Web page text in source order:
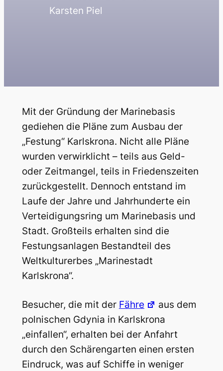
Karsten Piel
Mit der Gründung der Marinebasis
gediehen die Pläne zum Ausbau der
„Festung“ Karlskrona. Nicht alle Pläne
wurden verwirklicht – teils aus Geld-
oder Zeitmangel, teils in Friedenszeiten
zurückgestellt. Dennoch entstand im
Laufe der Jahre und Jahrhunderte ein
Verteidigungsring um Marinebasis und
Stadt. Großteils erhalten sind die
Festungsanlagen Bestandteil des
Weltkulturerbes „Marinestadt
Karlskrona“.
Besucher, die mit der Fähre
aus dem
polnischen Gdynia in Karlskrona
„einfallen“, erhalten bei der Anfahrt
durch den Schärengarten einen ersten
Eindruck, was auf Schiffe in weniger